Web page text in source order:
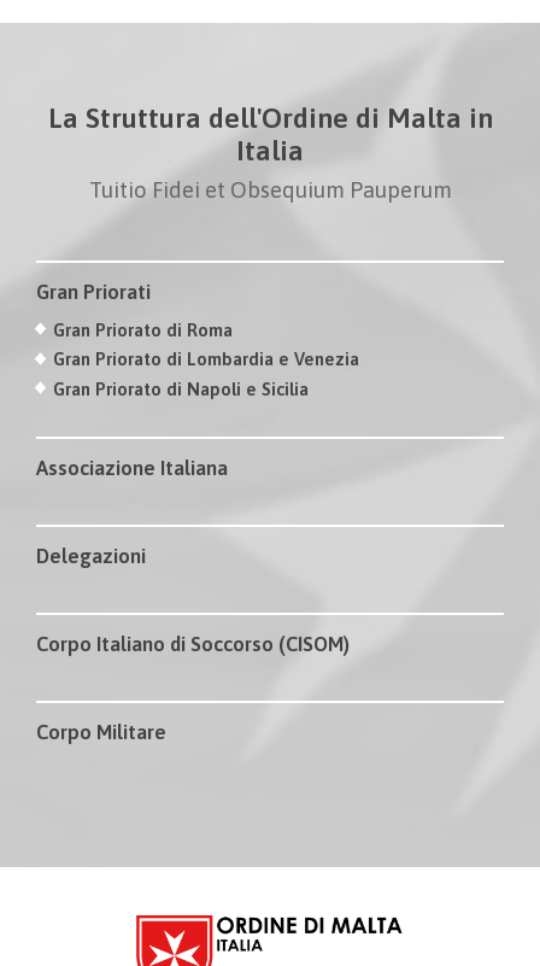
La Struttura dell'Ordine di Malta in
Italia
Tuitio Fidei et Obsequium Pauperum
Gran Priorati
Gran Priorato di Roma
Gran Priorato di Lombardia e Venezia
Gran Priorato di Napoli e Sicilia
Associazione Italiana
Delegazioni
Corpo Italiano di Soccorso (CISOM)
Corpo Militare